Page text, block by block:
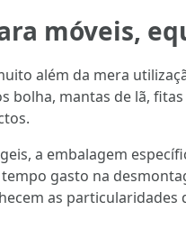
móveis,
além da mera
bolha, mantas de lã,
a embalagem
gasto na
as